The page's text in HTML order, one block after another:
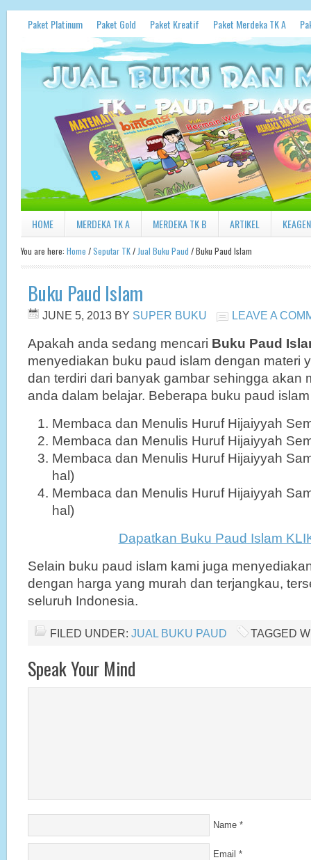
Paket Platinum Paket Gold Paket Kreatif Paket Merdeka TK A
HOME MERDEKA TK A MERDEKA TK B ARTIKEL
You are here: Home /Seputar TK/ Jual Buku Paud /Buku Paud Islam
Buku Paud Islam
JUNE 5, 2013 BY SUPER BUKU LEAVE A
Apakah anda sedang mencari Buku Paud
menyediakan buku paud islam dengan materi
dan terdiri dari banyak gambar sehingga akan
anda dalam belajar. Beberapa buku paud
Membaca dan Menulis Huruf Hijaiyyah
Membaca dan Menulis Huruf Hijaiyyah
Membaca dan Menulis Huruf Hijaiyyah
hal)
Membaca dan Menulis Huruf Hijaiyyah
hal)
Dapatkan Buku Paud Islam
Selain buku paud islam kami juga
dengan harga yang murah dan terjangkau,
seluruh Indonesia.
FILED UNDER: JUAL BUKU PAUD TAGGED
Speak Your Mind
Name *
Email *